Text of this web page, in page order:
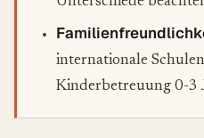
internationale
Kinderbetreuung 0-3